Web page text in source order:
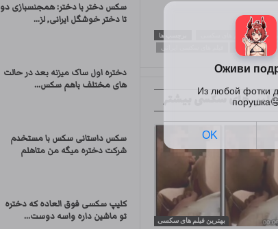
برچسب ها سایت فیلم های سکسی
فیلم های سکسی ایرانی
کلیپ های سکسی
کلیپ های سکسی بیشتر
بهترین فیلم های سکسی
سکس دختر با دختر: همجنسبازی دو
تا دختر خوشگل ایرانی, لز...
دختره اول ساک میزنه بعد در حالت
های مختلف باهم سکس...
سکس داستانی سکس با مستخدم
شرکت دختره میگه من متاهلم
کلیپ سکسی فوق العاده که دختره
تو ماشین داره واسه دوست...